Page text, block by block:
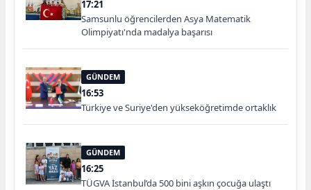
17:21
Samsunlu öğrencilerden Asya Matematik
Olimpiyatı'nda madalya başarısı
GÜNDEM
16:53
Türkiye ve Suriye'den yükseköğretimde ortaklık
GÜNDEM
16:25
TÜGVA İstanbul’da 500 bini aşkın çocuğa ulaştı